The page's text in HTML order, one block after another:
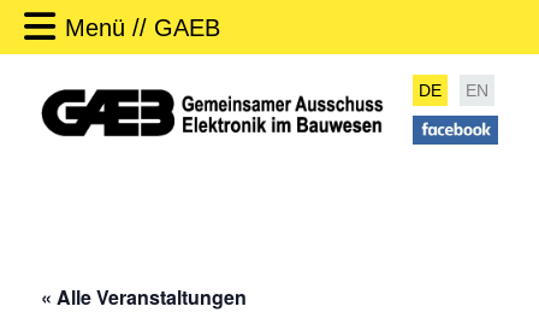
Menü // GAEB
DE EN
« Alle Veranstaltungen